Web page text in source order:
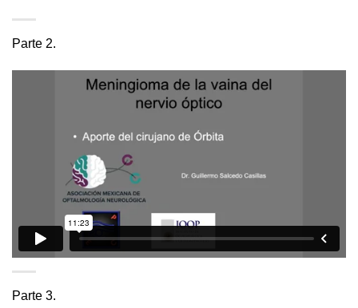
Parte 2.
Parte 3.